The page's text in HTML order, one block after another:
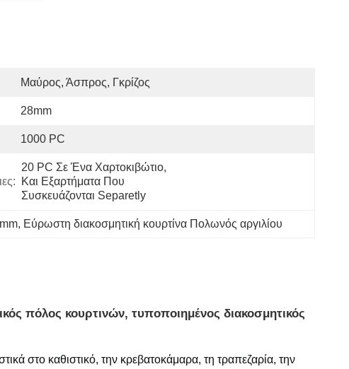
Μαύρος, Άσπρος, Γκρίζος
28mm
1000 PC
20 PC Σε Ένα Χαρτοκιβώτιο,
Και Εξαρτήματα Που
Συσκευάζονται Separetly
, Εύρωστη διακοσμητική κουρτίνα Πολωνός αργιλίου
πόλος κουρτινών, τυποποιημένος διακοσμητικός
στο καθιστικό, την κρεβατοκάμαρα, τη τραπεζαρία, την